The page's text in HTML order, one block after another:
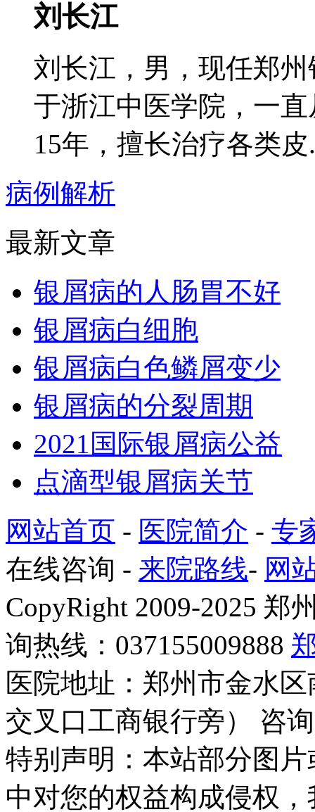
刘长江
刘长江，男，现任郑
于浙江中医学院，一
15年，擅长治疗各类皮
病例解析
最新文章
银屑病的人肠胃不好
银屑病白细胞
银屑病白色鳞屑变少
银屑病的分裂周期
2021国际银屑病公益
点滴型银屑病关节
网站首页 - 医院简介 - 专
在线咨询 - 来院路线- 网
CopyRight 2009-2025 郑
询热线：037155009888
医院地址：郑州市金水
交叉口工商银行旁） 咨
特别声明：本站部分图
中对您的权益构成侵权